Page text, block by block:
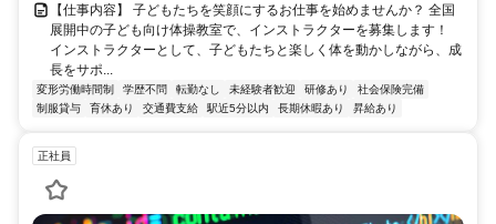
【仕事内容】 子どもたちを笑顔にするお仕事を始めませんか？ 全国
展開中の子ども向け体操教室で、インストラクターを募集します！
インストラクターとして、子どもたちと楽しく体を動かしながら、成
長をサポ...
変形労働時間制 学歴不問 転勤なし 未経験者歓迎 研修あり
社会保険完備
制服貸与
育休あり 交通費支給 駅近5分以内 長期休暇あり 昇給あり
正社員